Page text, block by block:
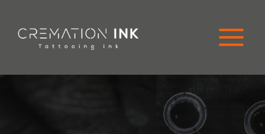
contenido